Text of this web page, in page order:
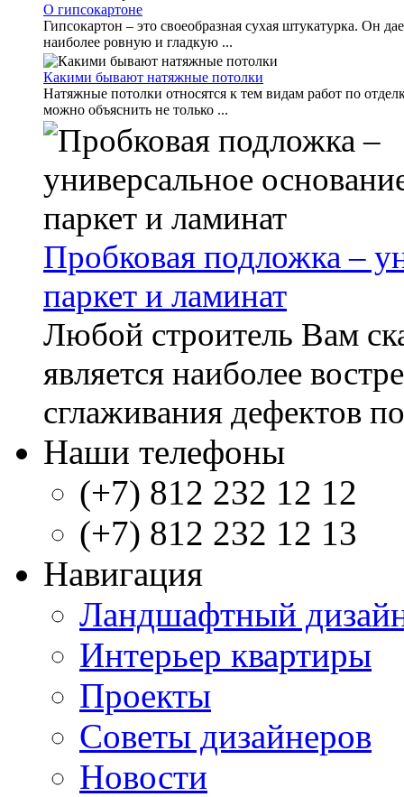
О гипсокартоне
Гипсокартон – это своеобразная сухая штукатурка. Он
наиболее ровную и гладкую ...
Какими бывают натяжные потолки
Натяжные потолки относятся к тем видам работ по
можно объяснить не только ...
Пробковая подложка –
паркет и ламинат
Любой строитель Вам
является наиболее
сглаживания дефектов
Наши телефоны
(+7) 812 232 12 12
(+7) 812 232 12 13
Навигация
Ландшафтный
Интерьер квартиры
Проекты
Советы дизайнеров
Новости